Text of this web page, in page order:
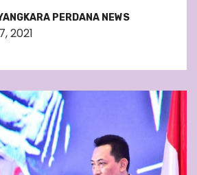
PERDANA NEWS
2021